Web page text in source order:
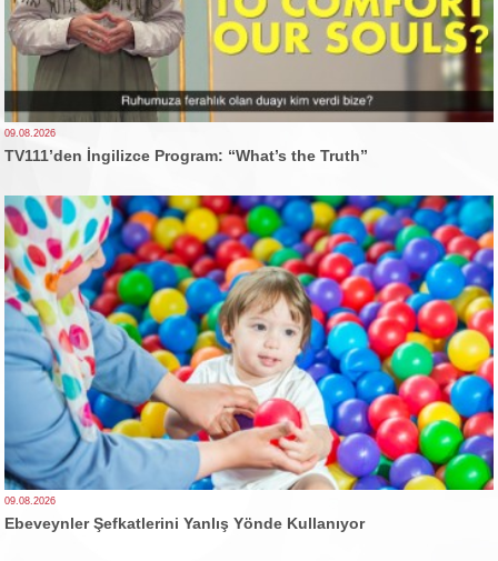
09.08.2026
TV111’den İngilizce Program: “What’s the Truth”
09.08.2026
Ebeveynler Şefkatlerini Yanlış Yönde Kullanıyor